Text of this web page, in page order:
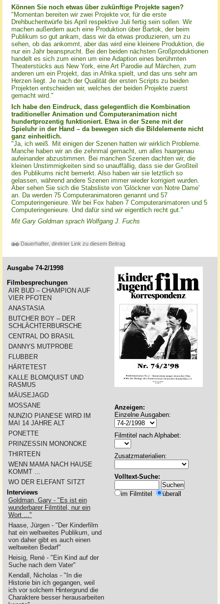
Können Sie noch etwas über zukünftige Projekte sagen?
"Momentan bereiten wir zwei Projekte vor, für die erste
Drehbuchentwürfe bis April respektive Juli fertig sein sollen. Wir
machen außerdem auch eine Produktion über Bartok, der beim
Publikum so gut ankam, dass wir da etwas produzieren, um zu
sehen, ob das ankommt, aber das wird eine kleinere Produktion, die
nur ein Jahr beansprucht. Bei den beiden nächsten Großproduktionen
handelt es sich zum einen um eine Adaption eines berühmten
Theaterstücks aus New York, eine Art Parodie auf Märchen, zum
anderen um ein Projekt, das in Afrika spielt, und das uns sehr am
Herzen liegt. Je nach der Qualität der ersten Scripts zu beiden
Projekten entscheiden wir, welches der beiden Projekte zuerst
gemacht wird."
Ich habe den Eindruck, dass gelegentlich die Kombination
traditioneller Animation und Computeranimation nicht
hundertprozentig funktioniert. Etwa in der Szene mit der
Spieluhr in der Hand – da bewegen sich die Bildelemente nicht
ganz einheitlich.
"Ja, ich weiß. Mit einigen der Szenen hatten wir wirklich Probleme.
Manche haben wir an die zehnmal gemacht, um alles haargenau
aufeinander abzustimmen. Bei manchen Szenen dachten wir, die
kleinen Unstimmigkeiten sind so unauffällig, dass sie der Großteil
des Publikums nicht bemerkt. Also haben wir sie letztlich so
gelassen, während andere Szenen immer wieder korrigiert wurden.
Aber sehen Sie sich die Stabsliste von 'Glöckner von Notre Dame'
an. Da werden 75 Computeranimatoren genannt und 57
Computeringenieure. Wir bei Fox haben 7 Computeranimatoren und 5
Computeringenieure. Und dafür sind wir eigentlich recht gut."
Mit Gary Goldman sprach Wolfgang J. Fuchs
Dauerhafter, direkter Link zu diesem Beitrag
Ausgabe 74-2/1998
Filmbesprechungen
AIR BUD – CHAMPION AUF
VIER PFOTEN
ANASTASIA
BUTCHER BOY – DER
SCHLÄCHTERBURSCHE
CENTRAL DO BRASIL
DANNYS MUTPROBE
FLUBBER
HÄRTETEST
KALLE BLOMQUIST UND
RASMUS
MÄUSEJAGD
MOSSANE
NUNZIO PIANESE WIRD IM
MAI 14 JAHRE ALT
PONETTE
PRINZESSIN MONONOKE
THIRTEEN
WENN MAMA NACH HAUSE
KOMMT ...
WO DER ELEFANT SITZT
Interviews
Goldman, Gary - "Es ist ein
wunderbarer Filmtitel, nur ein
Wort ..."
Haase, Jürgen - "Der Kinderfilm
hat ein weltweites Publikum, und
von daher gibt es auch einen
weltweiten Bedarf"
Heisig, René - "Ein Kind auf der
Suche nach dem Vater"
Kendall, Nicholas - "In die
Historie bin ich gegangen, weil
ich vor solchem Hintergrund die
Charaktere besser herausarbeiten
Anzeigen:
Einzelne Ausgaben:
Filmtitel nach Alphabet:
Zusatzmaterialien:
Volltext-Suche:
im Filmtitel überall